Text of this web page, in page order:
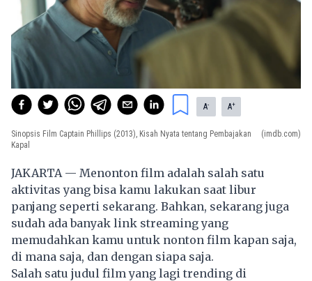
A- A+
Sinopsis Film Captain Phillips (2013), Kisah Nyata tentang Pembajakan
Kapal
(imdb.com)
JAKARTA — Menonton film adalah salah satu
aktivitas yang bisa kamu lakukan saat libur
panjang seperti sekarang. Bahkan, sekarang juga
sudah ada banyak link streaming yang
memudahkan kamu untuk nonton film kapan saja,
di mana saja, dan dengan siapa saja.
Salah satu judul film yang lagi trending di